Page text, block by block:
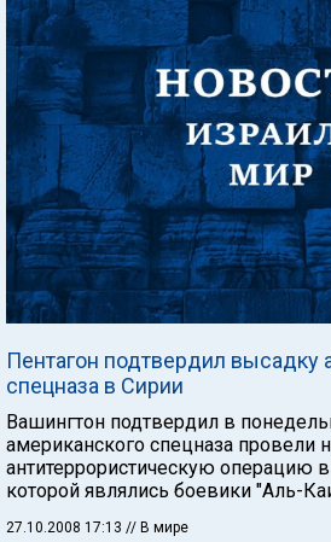
Пентагон подтвердил высадку
спецназа в Сирии
Вашингтон подтвердил в
американского спецназа провели
антитеррористическую операцию
которой являлись боевики "Аль-
27.10.2008 17:13 // В мире